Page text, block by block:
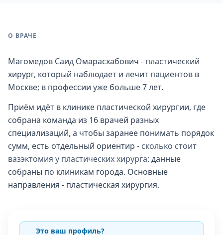
О ВРАЧЕ
Магомедов Саид Омарасхабович - пластический
хирург, который наблюдает и лечит пациентов в
Москве; в профессии уже больше 7 лет.
Приём идёт в клинике пластической хирургии, где
собрана команда из 16 врачей разных
специализаций, а чтобы заранее понимать порядок
сумм, есть отдельный ориентир - сколько стоит
вазэктомия у пластических хирурга: данные
собраны по клиникам города. Основные
направления - пластическая хирургия.
Это ваш профиль?